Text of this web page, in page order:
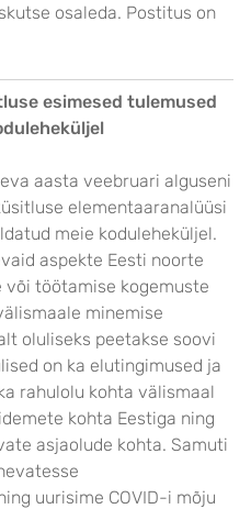
osaleda. Postitus on
esimesed tulemused
aasta veebruari alguseni
elementaaranalüüsi
meie koduleheküljel.
aspekte Eesti noorte
töötamise kogemuste
minemise
oluliseks peetakse soovi
on ka elutingimused ja
rahulolu kohta välismaal
kohta Eestiga ning
asjaolude kohta. Samuti
uurisime COVID-i mõju